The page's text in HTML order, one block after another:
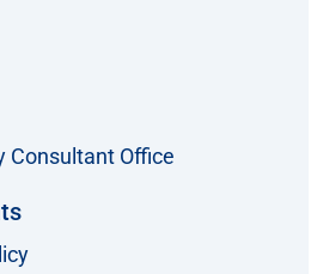
Consultant Office